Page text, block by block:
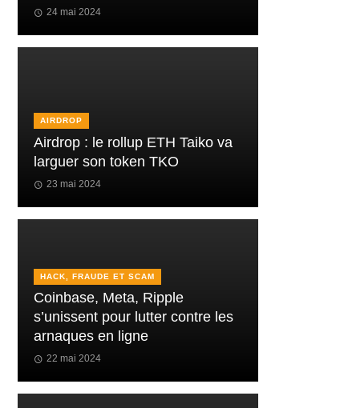
24 mai 2024
AIRDROP
Airdrop : le rollup ETH Taiko va
larguer son token TKO
23 mai 2024
HACK, FRAUDE ET SCAM
Coinbase, Meta, Ripple
s’unissent pour lutter contre les
arnaques en ligne
22 mai 2024